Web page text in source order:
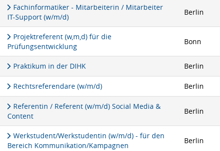
Fachinformatiker - Mitarbeiterin / Mitarbeiter
IT-Support (w/m/d)
Berlin
Projektreferent (w,m,d) für die
Prüfungsentwicklung
Bonn
Praktikum in der DIHK Berlin
Rechtsreferendare (w/m/d) Berlin
Referentin / Referent (w/m/d) Social Media &
Content
Berlin
Werkstudent/Werkstudentin (w/m/d) - für den
Bereich Kommunikation/Kampagnen
Berlin